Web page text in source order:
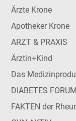
Ärzte Krone
Apotheker Krone
ARZT & PRAXIS
Ärztin+Kind
Das
DIABETES FORUM
FAKTEN der